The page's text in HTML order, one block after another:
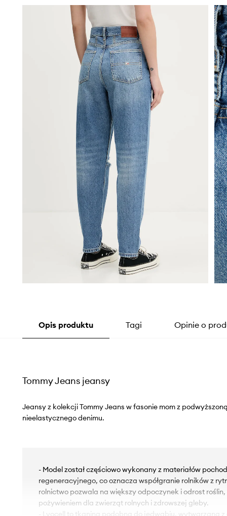
Opis produktu Tagi Opinie o
Tommy Jeans jeansy
Jeansy z kolekcji Tommy Jeans w fasonie mom z
nieelastycznego denimu.
- Model został częściowo wykonany z materiałów
regeneracyjnego, co oznacza współgranie rolników z
rolnictwo pozwala na większy odpoczynek i odrost
pożywieniem dla zwierząt rolnych i zdrowszej gleby.
- Lyocell to tkanina podobna do jedwabiu, wytwarzana z